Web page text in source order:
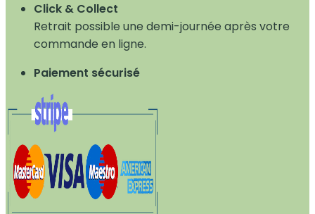
Click & Collect
Retrait possible une demi-journée après votre
commande en ligne.
Paiement sécurisé